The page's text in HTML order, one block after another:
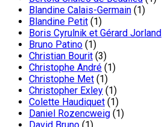
Blandine Calais-Germain (1)
Blandine Petit (1)
Boris Cyrulnik et Gérard Jorland
Bruno Patino (1)
Christian Bourit (3)
Christophe André (1)
Christophe Met (1)
Christopher Exley (1)
Colette Haudiquet (1)
Daniel Rozencweig (1)